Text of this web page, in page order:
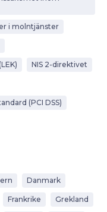
i molntjänster
NIS 2-direktivet
(PCI DSS)
Danmark
Frankrike Grekland